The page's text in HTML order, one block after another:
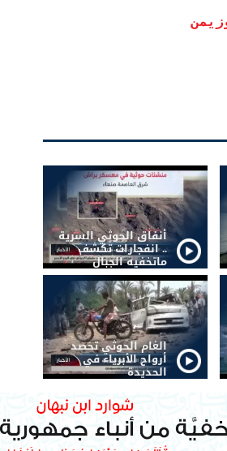
أنفاق الحوثي السرية
.. انفجارات تكشف
ماتخفيه الجبال
الغام الحوثي تحصد
أرواح الأبرياء في
الحديدة